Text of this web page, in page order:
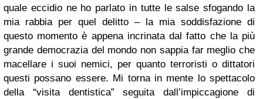
quale eccidio ne ho parlato in tutte le salse sfogando la
mia rabbia per quel delitto – la mia soddisfazione di
questo momento è appena incrinata dal fatto che la più
grande democrazia del mondo non sappia far meglio che
macellare i suoi nemici, per quanto terroristi o dittatori
questi possano essere. Mi torna in mente lo spettacolo
della “visita dentistica” seguita dall’impiccagione di